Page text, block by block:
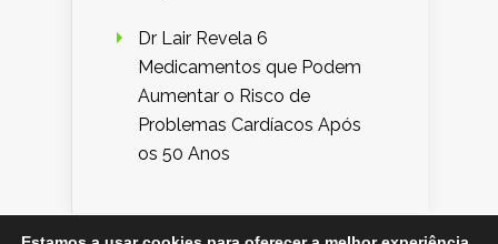
Dr Lair Revela 6
Medicamentos que Podem
Aumentar o Risco de
Problemas Cardíacos Após
os 50 Anos